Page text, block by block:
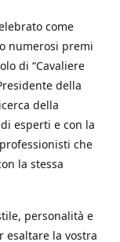
come
numerosi premi
di “Cavaliere
della
della
esperti e con la
che
la stessa
personalità e
la vostra